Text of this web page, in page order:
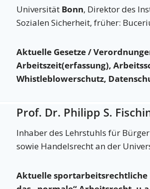
Universität Bonn, Direktor des
Sozialen Sicherheit, früher:
Aktuelle Gesetze /
Arbeitszeit(erfassung),
Whistleblowerschutz,
Prof. Dr. Philipp S.
Inhaber des Lehrstuhls für
sowie Handelsrecht an der
Aktuelle sportarbeitsrechtliche